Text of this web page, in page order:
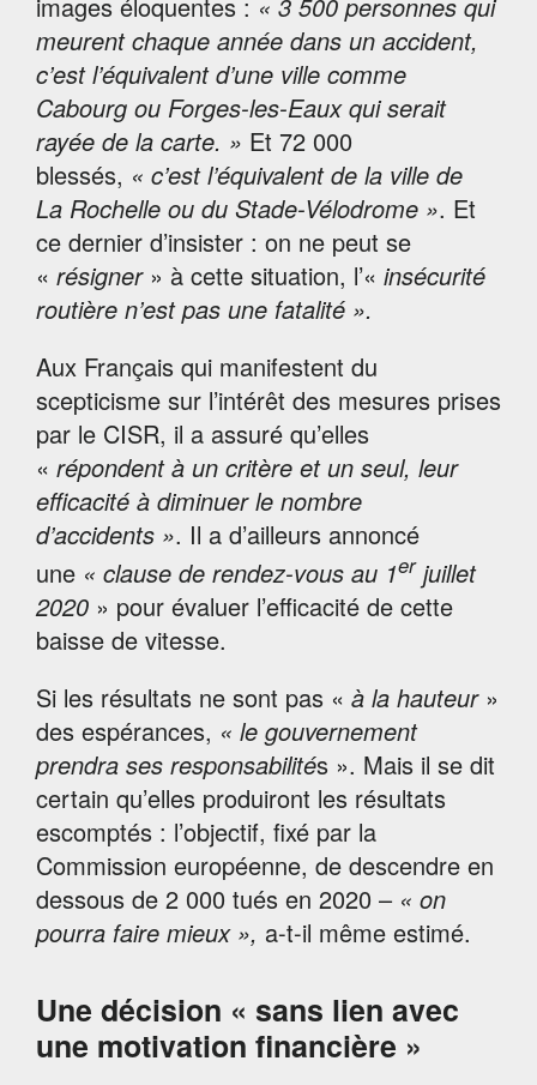
images éloquentes : « 3 500 personnes qui
meurent chaque année dans un accident,
c’est l’équivalent d’une ville comme
Cabourg ou Forges-les-Eaux qui serait
rayée de la carte. » Et 72 000
blessés, « c’est l’équivalent de la ville de
La Rochelle ou du Stade-Vélodrome ». Et
ce dernier d’insister : on ne peut se
« résigner » à cette situation, l’« insécurité
routière n’est pas une fatalité ».
Aux Français qui manifestent du
scepticisme sur l’intérêt des mesures prises
par le CISR, il a assuré qu’elles
« répondent à un critère et un seul, leur
efficacité à diminuer le nombre
d’accidents ». Il a d’ailleurs annoncé
une « clause de rendez-vous au 1erjuillet
2020 » pour évaluer l’efficacité de cette
baisse de vitesse.
Si les résultats ne sont pas « à la hauteur»
des espérances, « le gouvernement
prendra ses responsabilités ». Mais il se dit
certain qu’elles produiront les résultats
escomptés : l’objectif, fixé par la
Commission européenne, de descendre en
dessous de 2 000 tués en 2020 – « on
pourra faire mieux », a-t-il même estimé.
Une décision « sans lien avec
une motivation financière »